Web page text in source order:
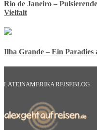
Rio de Janeiro –
Vielfalt
Ilha Grande – Ein Paradies
LATEINAMERIKA REISEBLOG